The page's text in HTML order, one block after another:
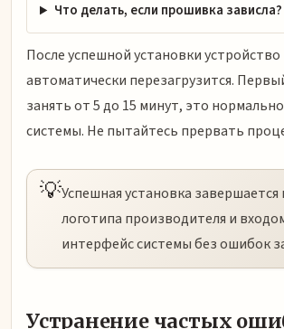
Что делать, если прошивка зависла?
После успешной установки устройство
автоматически перезагрузится.
занять от 5 до 15 минут, это
системы. Не пытайтесь прервать
💡Успешная установка
логотипа производителя и
интерфейс системы без ошибок
Устранение частых